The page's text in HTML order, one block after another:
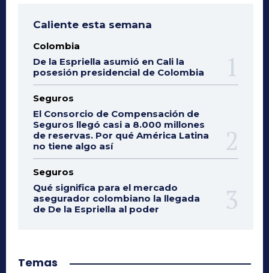
Caliente esta semana
Colombia
De la Espriella asumió en Cali la
posesión presidencial de Colombia
Seguros
El Consorcio de Compensación de
Seguros llegó casi a 8.000 millones
de reservas. Por qué América Latina
no tiene algo así
Seguros
Qué significa para el mercado
asegurador colombiano la llegada
de De la Espriella al poder
Temas